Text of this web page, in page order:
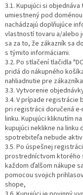
3.1. Kupujúci si
umiestnený pod
nachádzajú doplňujúce
vlastností tovaru a/alebo
sa za to, že zákazník sa
s týmito informáciami.
3.2. Po stlačení tlačidla
pridá do nákupného
nahliadnutie pre
3.3. Vytvorenie
3.4. V prípade registrácie
pri registrácii doručená
linku. Kupujúci kliknutím
kupujúci neklikne na linku
spotrebiteľa nebude
3.5. Po úspešnej
prostredníctvom ktorého
každom ďalšom nákupe
pomocou svojich
shope,